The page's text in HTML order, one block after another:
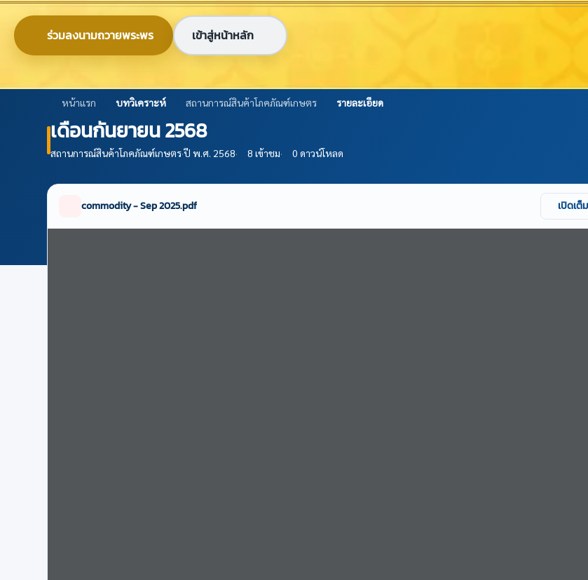
ร่วมลงนามถวายพระพร เข้าสู่หน้าหลัก
0-2579-8161 nabc@nabc.go.th
ศูนย์ข้อมูลเกษตรแห่งชาติ
National Agricultural Big Data Center
หน้าแรก บทวิเคราะห์ สถานการณ์สินค้าโภคภัณฑ์เกษตร รายละเอียด
เดือนกันยายน 2568
สถานการณ์สินค้าโภคภัณฑ์เกษตร·ปี พ.ศ. 2568· 8 เข้าชม· 0 ดาวน์โหลด
commodity - Sep 2025.pdf เปิดเต็